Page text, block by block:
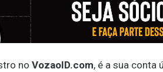
no VozaoID.com, é a sua conta